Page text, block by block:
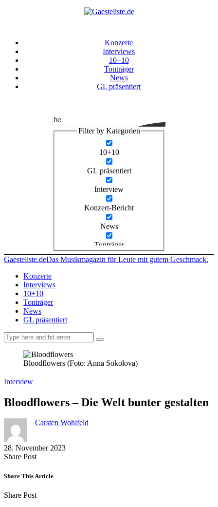
Konzerte
Interviews
10+10
Tonträger
News
GL präsentiert
Suche
Filter by Kategorien
10+10
GL präsentiert
Interview
Konzert-Bericht
News
Tonträger
Gaesteliste.deDas Musikmagazin für Leute mit gutem Geschmack.
Konzerte
Interviews
10+10
Tonträger
News
GL präsentiert
Bloodflowers (Foto: Anna Sokolova)
Interview
Bloodflowers – Die Welt bunter gestalten
Carsten Wohlfeld
28. November 2023
Share PostShare
Facebook
Copy
to
Send
via
Share This Article
Share PostShare
Copy
Send